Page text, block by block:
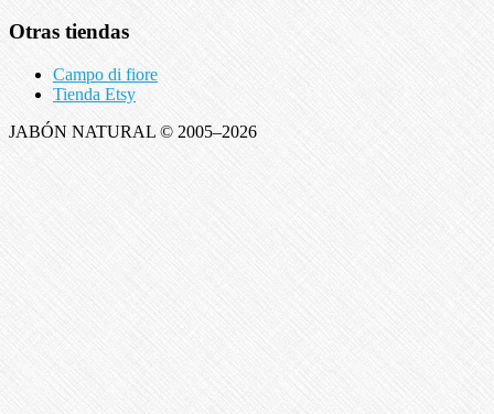
Otras tiendas
Campo di fiore
Tienda Etsy
JABÓN NATURAL © 2005–2026